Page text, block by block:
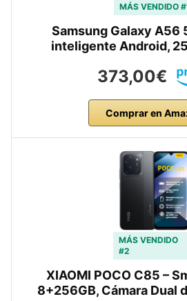
MÁS VENDIDO
Samsung Galaxy A56
inteligente Android,
373,00€
Comprar en
MÁS VENDIDO
#2
XIAOMI POCO C85 –
8+256GB, Cámara Dual